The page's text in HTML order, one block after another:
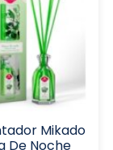
Mikado
De Noche